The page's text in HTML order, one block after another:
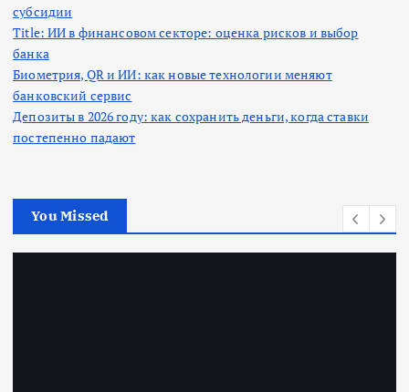
субсидии
Title: ИИ в финансовом секторе: оценка рисков и выбор
банка
Биометрия, QR и ИИ: как новые технологии меняют
банковский сервис
Депозиты в 2026 году: как сохранить деньги, когда ставки
постепенно падают
You Missed